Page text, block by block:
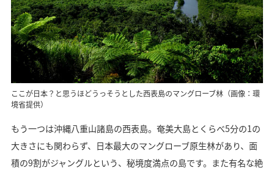
ここが日本？と思うほどうっそうとした西表島のマングローブ林（画像：環
境省提供）
もう一つは沖縄八重山諸島の西表島。奄美大島とくらべ5分の1の
大きさにも関わらず、日本最大のマングローブ原生林があり、面
積の9割がジャングルという、秘境度満点の島です。また有名な絶